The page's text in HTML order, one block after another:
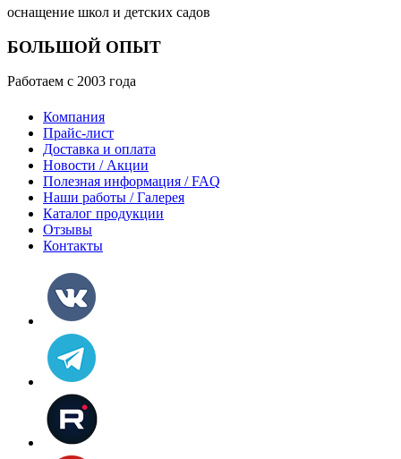
оснащение школ и детских садов
БОЛЬШОЙ ОПЫТ
Работаем с 2003 года
Компания
Прайс-лист
Доставка и оплата
Новости / Акции
Полезная информация / FAQ
Наши работы / Галерея
Каталог продукции
Отзывы
Контакты